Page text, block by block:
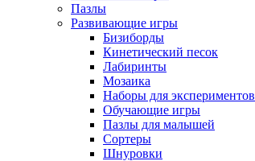
Пазлы
Развивающие игры
Бизиборды
Кинетический песок
Лабиринты
Мозаика
Наборы для экспериментов
Обучающие игры
Пазлы для малышей
Сортеры
Шнуровки